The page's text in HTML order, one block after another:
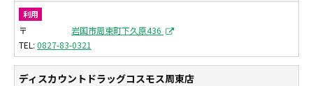
利用
〒
岩国市周東町下久原436
0827-83-0321
ディスカウントドラッグコスモス周東店